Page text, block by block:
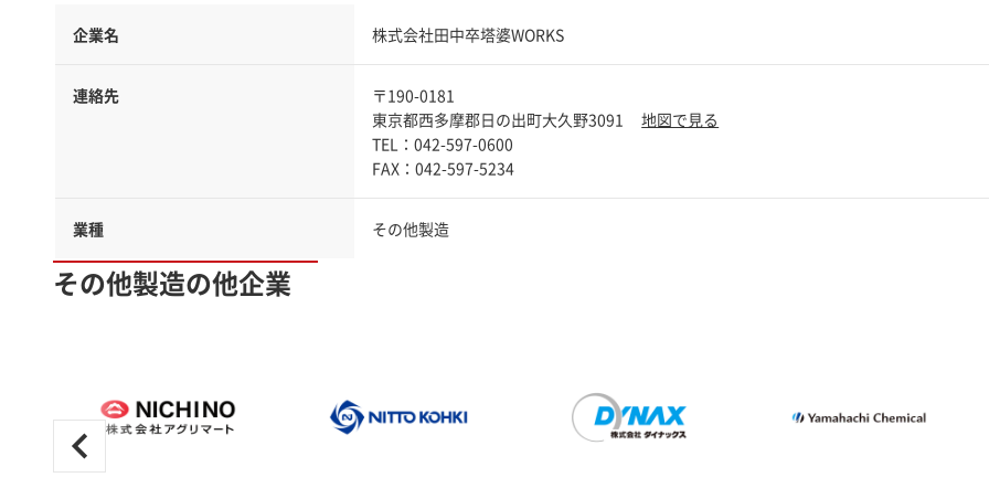
企業名 株式会社田中卒塔婆WORKS
連絡先
〒190-0181
東京都西多摩郡日の出町大久野3091
地図で見る
TEL：042-597-0600
業種 その他製造
その他製造の他企業